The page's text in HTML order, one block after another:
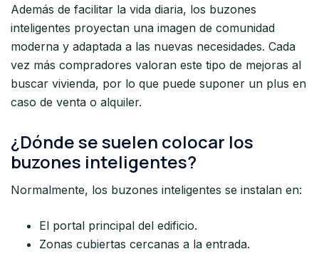
Además de facilitar la vida diaria, los buzones
inteligentes proyectan una imagen de comunidad
moderna y adaptada a las nuevas necesidades. Cada
vez más compradores valoran este tipo de mejoras al
buscar vivienda, por lo que puede suponer un plus en
caso de venta o alquiler.
¿Dónde se suelen colocar los
buzones inteligentes?
Normalmente, los buzones inteligentes se instalan en:
El portal principal del edificio.
Zonas cubiertas cercanas a la entrada.